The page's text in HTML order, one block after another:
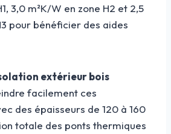
3,0 m²K/W en zone H2 et 2,5
pour bénéficier des aides
extérieur bois
facilement ces
des épaisseurs de 120 à 160
totale des ponts thermiques